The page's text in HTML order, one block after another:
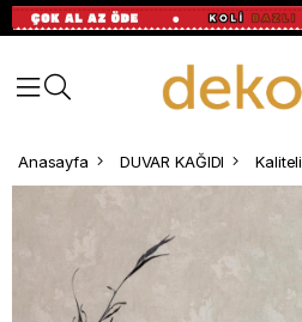
Anasayfa DUVAR KAĞIDI